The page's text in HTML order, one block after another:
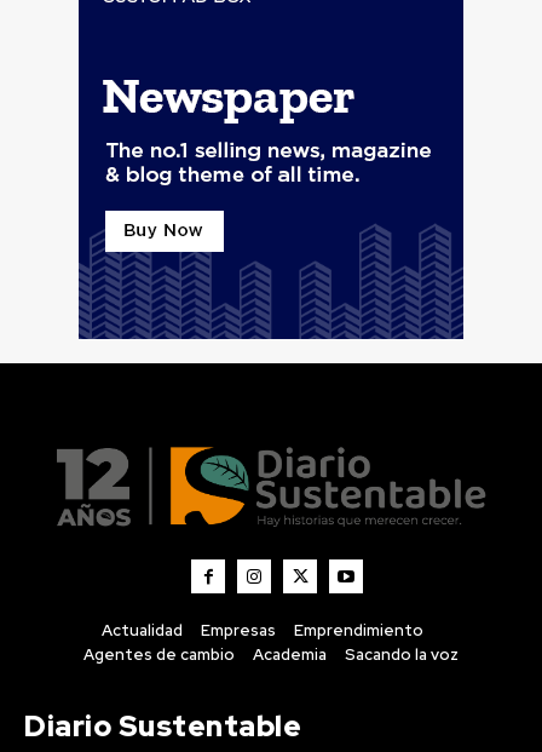
Actualidad Empresas
Emprendimiento
Agentes de cambio
Academia Sacando la voz
Diario Sustentable